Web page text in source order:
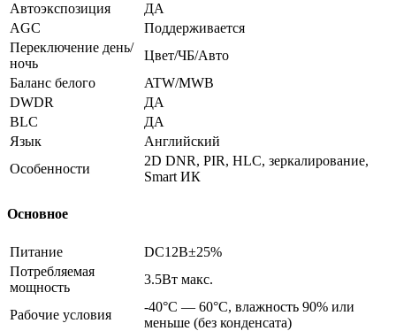
Автоэкспозиция
ДА
AGC
Поддерживается
Переключение день/
ночь
Цвет/ЧБ/Авто
Баланс белого
ATW/MWB
DWDR
ДА
BLC
ДА
Язык
Английский
Особенности
2D DNR, PIR, HLC, зеркалирование,
Smart ИК
Основное
Питание
DC12В±25%
Потребляемая
мощность
3.5Вт макс.
Рабочие условия
-40°С — 60°С, влажность 90% или
меньше (без конденсата)